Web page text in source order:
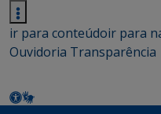
ir para conteúdoir para
Ouvidoria Transparência